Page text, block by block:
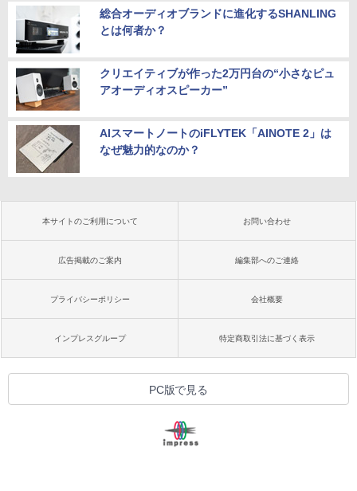
総合オーディオブランドに進化するSHANLING
とは何者か？
クリエイティブが作った2万円台の“小さなピュ
アオーディオスピーカー”
AIスマートノートのiFLYTEK「AINOTE 2」は
なぜ魅力的なのか？
本サイトのご利用について お問い合わせ
広告掲載のご案内 編集部へのご連絡
プライバシーポリシー 会社概要
インプレスグループ 特定商取引法に基づく表示
PC版で見る